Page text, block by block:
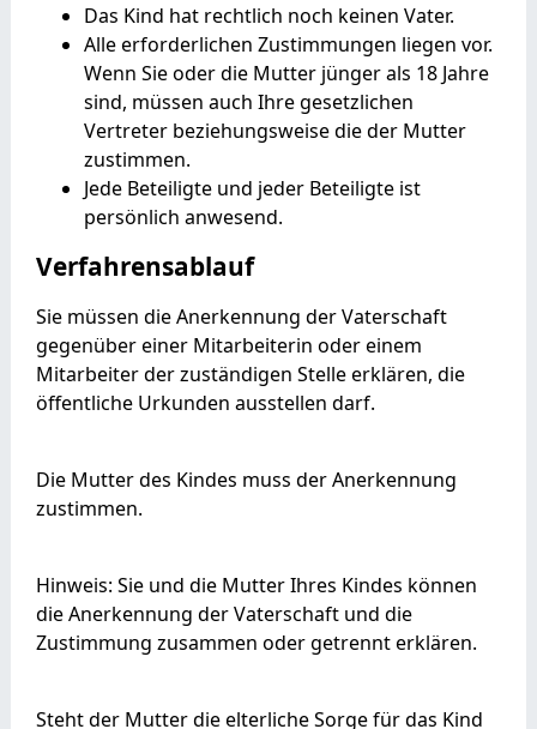
Das Kind hat rechtlich noch keinen Vater.
Alle erforderlichen Zustimmungen liegen vor.
Wenn Sie oder die Mutter jünger als 18 Jahre
sind, müssen auch Ihre gesetzlichen
Vertreter beziehungsweise die der Mutter
zustimmen.
Jede Beteiligte und jeder Beteiligte ist
persönlich anwesend.
Verfahrensablauf
Sie müssen die Anerkennung der Vaterschaft
gegenüber einer Mitarbeiterin oder einem
Mitarbeiter der zuständigen Stelle erklären, die
öffentliche Urkunden ausstellen darf.
Die Mutter des Kindes muss der Anerkennung
zustimmen.
Hinweis: Sie und die Mutter Ihres Kindes können
die Anerkennung der Vaterschaft und die
Zustimmung zusammen oder getrennt erklären.
Steht der Mutter die elterliche Sorge für das Kind